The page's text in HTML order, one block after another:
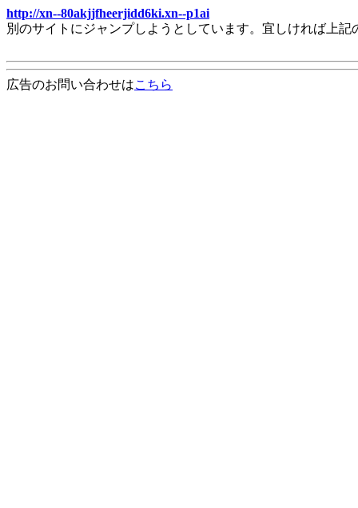
http://xn--80akjjfheerjidd6ki.xn--p1ai
別のサイトにジャンプしようとしています。宜しければ上
広告のお問い合わせはこちら